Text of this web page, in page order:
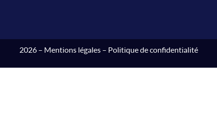
2026 – Mentions légales– Politique de confidentialité